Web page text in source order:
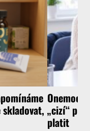
„cizí“
platit